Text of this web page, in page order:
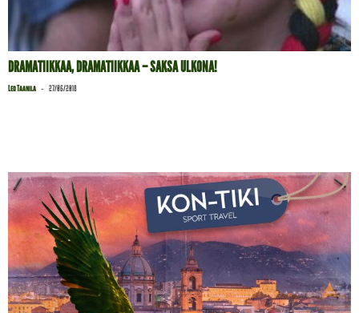
DRAMATIIKKAA, DRAMATIIKKAA – SAKSA ULKONA!
Leo Taanila - 27/06/2018